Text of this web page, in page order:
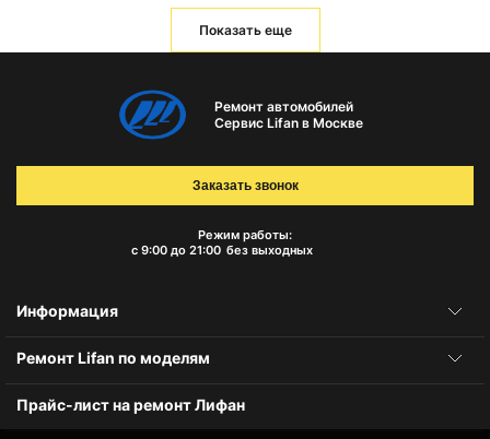
Показать еще
Ремонт автомобилей
Сервис Lifan в Москве
Режим работы:
с 9:00 до 21:00 без выходных
Заказать звонок
Информация
Ремонт Lifan по моделям
Прайс-лист на ремонт Лифан